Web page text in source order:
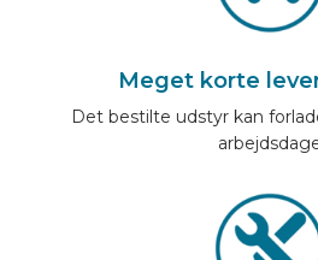
Meget korte
Det bestilte udstyr kan